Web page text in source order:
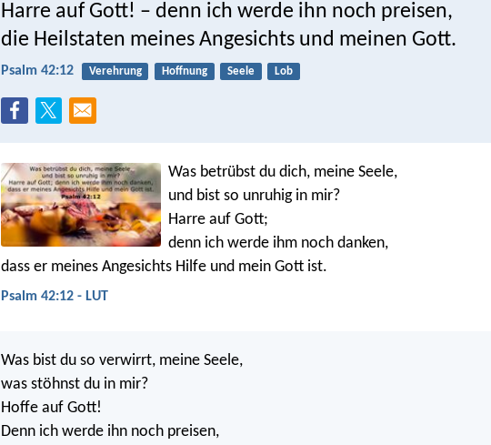
Harre auf Gott! – denn ich werde ihn noch preisen,
die Heilstaten meines Angesichts und meinen Gott.
Psalm 42:12 Verehrung Hoffnung Seele Lob
Was betrübst du dich, meine Seele,
und bist so unruhig in mir?
Harre auf Gott;
denn ich werde ihm noch danken,
dass er meines Angesichts Hilfe und mein Gott ist.
Psalm 42:12 - LUT
Was bist du so verwirrt, meine Seele,
was stöhnst du in mir?
Hoffe auf Gott!
Denn ich werde ihn noch preisen,